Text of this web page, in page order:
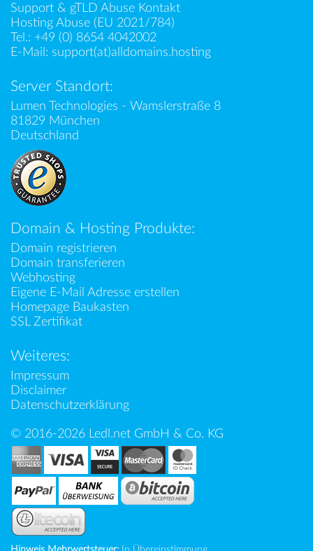
Support & gTLD Abuse Kontakt
Hosting Abuse (EU 2021/784)
Tel.: +49 (0) 8654 4042002
E-Mail: support(at)alldomains.hosting
Server Standort:
Lumen Technologies - Wamslerstraße 8
81829 München
Deutschland
Domain & Hosting Produkte:
Domain registrieren
Domain transferieren
Webhosting
Eigene E-Mail Adresse erstellen
Homepage Baukasten
SSL Zertifikat
Weiteres:
Impressum
Disclaimer
Datenschutzerklärung
© 2016-2026 Ledl.net GmbH & Co. KG